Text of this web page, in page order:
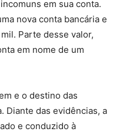
em sua conta.
nova conta bancária e
Parte desse valor,
em nome de um
e o destino das
Diante das evidências, a
e conduzido à